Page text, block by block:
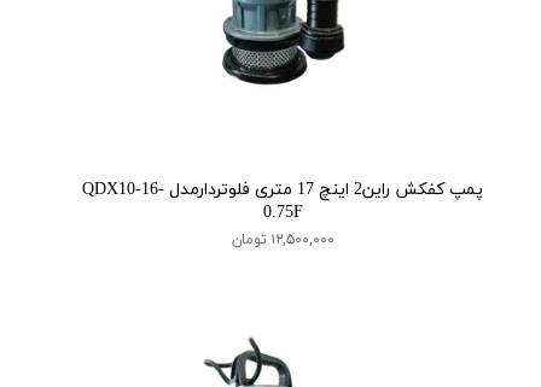
پمپ کفکش راین2 اینچ 17 متری فلوتردارمدل QDX10-16-
0.75F
۱۲,۵۰۰,۰۰۰ تومان